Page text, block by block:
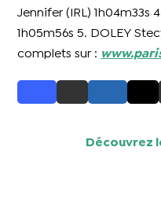
Jennifer (IRL) 1h04m33s
1h05m56s 5. DOLEY
complets sur :
Découvrez